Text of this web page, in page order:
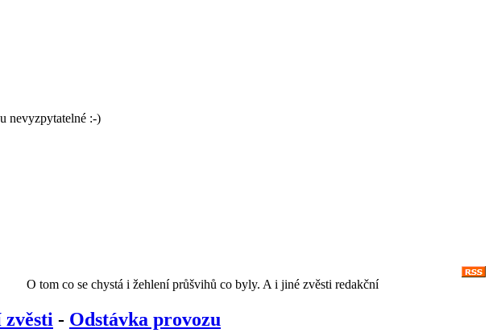
nevyzpytatelné :-)
O tom co se chystá i žehlení průšvihů co byly. A i jiné zvěsti redakční
zvěsti - Odstávka provozu